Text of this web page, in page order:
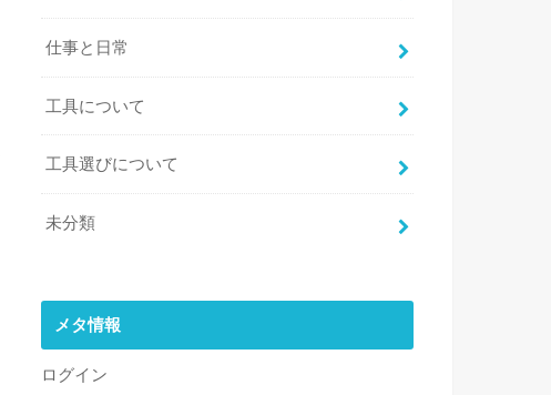
仕事と日常
工具について
工具選びについて
未分類
メタ情報
ログイン